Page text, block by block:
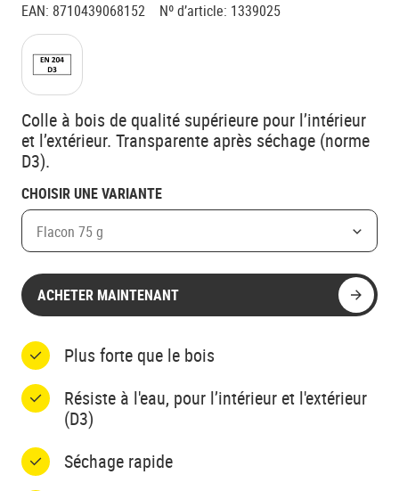
EAN: 8710439068152 Nº d’article: 1339025
Colle à bois de qualité supérieure pour l’intérieur
et l’extérieur. Transparente après séchage (norme
D3).
CHOISIR UNE VARIANTE
Flacon 75 g
ACHETER MAINTENANT
Plus forte que le bois
Résiste à l'eau, pour l’intérieur et l'extérieur
(D3)
Séchage rapide